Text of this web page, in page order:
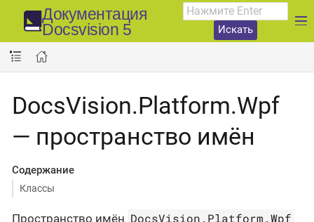
Документация
Docsvision 5
Искать
DocsVision.Platform.Wpf
— пространство имён
Содержание
Классы
Пространство имён DocsVision.Platform.Wpf